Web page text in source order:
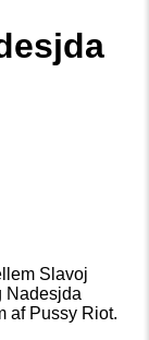
Slavoj
Nadesjda
af Pussy Riot.